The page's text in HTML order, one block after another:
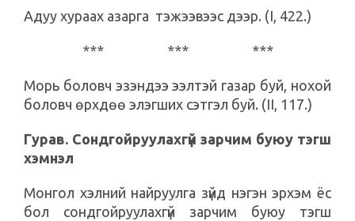
Адуу хураах азарга тэжээвээс дээр. (I, 422.)
*** *** ***
Морь боловч эзэндээ ээлтэй газар буй, нохой
боловч өрхдөө элэгших сэтгэл буй. (II, 117.)
Гурав. Сондгойруулахгүй зарчим буюу тэгш
хэмнэл
Монгол хэлний найруулга зүйд нэгэн эрхэм ёс
бол сондгойруулахгүй зарчим буюу тэгш